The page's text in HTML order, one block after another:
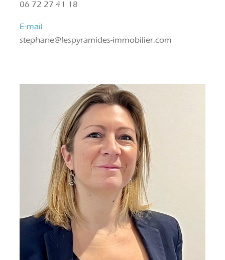
06 72 27 41 18
E-mail
stephane@lespyramides-immobilier.com